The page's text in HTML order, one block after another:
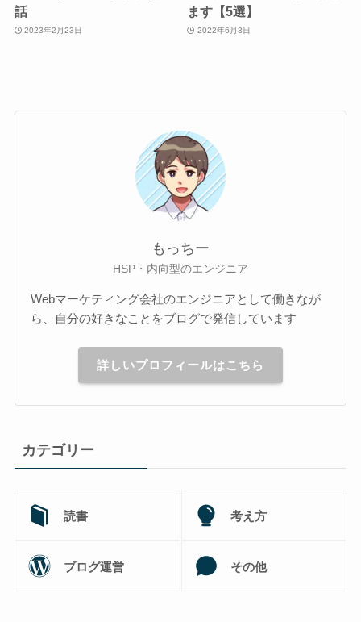
話
2023年2月23日
ます【5選】
2022年6月3日
もっちー
HSP・内向型のエンジニア
Webマーケティング会社のエンジニアとして働きなが
ら、自分の好きなことをブログで発信しています
詳しいプロフィールはこちら
カテゴリー
読書 考え方
ブログ運営 その他